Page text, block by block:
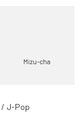
Mizu-cha
/ J-Pop